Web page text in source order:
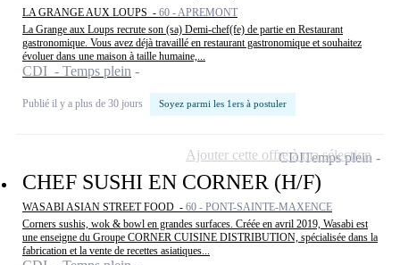
LA GRANGE AUX LOUPS - 60 - APREMONT
La Grange aux Loups recrute son (sa) Demi-chef(fe) de partie en Restaurant
gastronomique. Vous avez déjà travaillé en restaurant gastronomique et souhaitez
évoluer dans une maison à taille humaine,...
CDI - Temps plein
Publié il y a plus de 30 jours Soyez parmi les 1ers à postuler
CHEF SUSHI EN CORNER (H/F)
WASABI ASIAN STREET FOOD - 60 - PONT-SAINTE-MAXENCE
Corners sushis, wok & bowl en grandes surfaces. Créée en avril 2019, Wasabi est
une enseigne du Groupe CORNER CUISINE DISTRIBUTION, spécialisée dans la
fabrication et la vente de recettes asiatiques...
CDITemps plein
Ajouter cette offre à ma sélection